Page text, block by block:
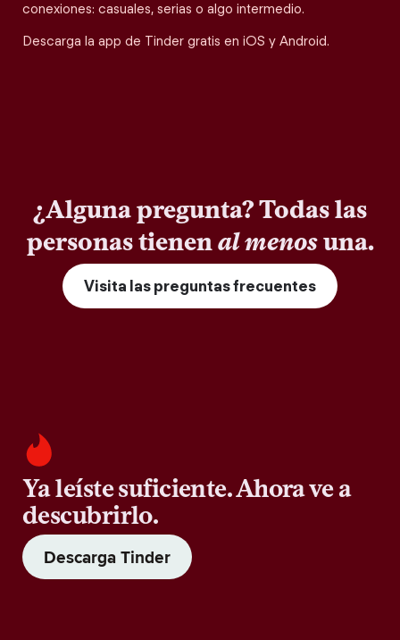
conexiones: casuales, serias o algo intermedio.
Descarga la app de Tinder gratis en iOS y Android.
¿Alguna pregunta? Todas las
personas tienenal menosuna.
Visita las preguntas frecuentes
Ya leíste suficiente. Ahora ve a
descubrirlo.
Descarga Tinder